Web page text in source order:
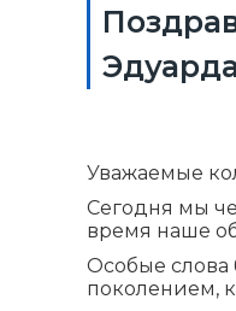
Уважаемые
Сегодня мы
время наше
Особые
поколением,